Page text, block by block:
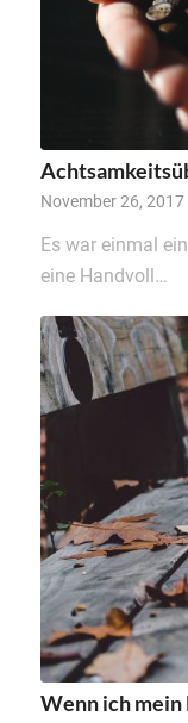
November 26, 2017
Es war einmal
eine Handvoll…
Wenn ich